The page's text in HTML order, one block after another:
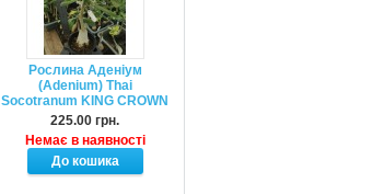
Рослина Аденіум
(Adenium) Thai
Socotranum KING CROWN
225.00 грн.
Немає в наявності